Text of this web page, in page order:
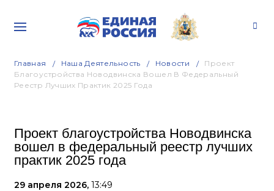
Главная Наша Деятельность Новости
Проект
Благоустройства Новодвинска Вошел В Федеральный
Реестр Лучших Практик 2025 Года
Проект благоустройства Новодвинска
вошел в федеральный реестр лучших
практик 2025 года
29 апреля 2026, 13:49